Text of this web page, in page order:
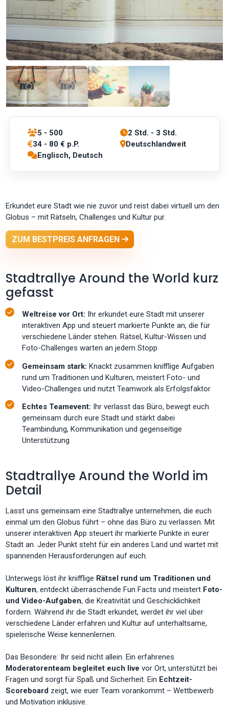
5 - 500
2 Std. - 3 Std.
34 - 80 € p.P.
Deutschlandweit
Englisch, Deutsch
Erkundet eure Stadt wie nie zuvor und reist dabei virtuell um den
Globus – mit Rätseln, Challenges und Kultur pur.
ZUM BESTPREIS ANFRAGEN
Stadtrallye Around the World kurz
gefasst
Weltreise vor Ort: Ihr erkundet eure Stadt mit unserer
interaktiven App und steuert markierte Punkte an, die für
verschiedene Länder stehen. Rätsel, Kultur-Wissen und
Foto-Challenges warten an jedem Stopp
Gemeinsam stark: Knackt zusammen knifflige Aufgaben
rund um Traditionen und Kulturen, meistert Foto- und
Video-Challenges und nutzt Teamwork als Erfolgsfaktor
Echtes Teamevent: Ihr verlasst das Büro, bewegt euch
gemeinsam durch eure Stadt und stärkt dabei
Teambindung, Kommunikation und gegenseitige
Unterstützung
Stadtrallye Around the World im
Detail
Lasst uns gemeinsam eine Stadtrallye unternehmen, die euch
einmal um den Globus führt – ohne das Büro zu verlassen. Mit
unserer interaktiven App steuert ihr markierte Punkte in eurer
Stadt an. Jeder Punkt steht für ein anderes Land und wartet mit
spannenden Herausforderungen auf euch.
Unterwegs löst ihr knifflige Rätsel rund um Traditionen und
Kulturen, entdeckt überraschende Fun Facts und meistert Foto-
und Video-Aufgaben, die Kreativität und Geschicklichkeit
fordern. Während ihr die Stadt erkundet, werdet ihr viel über
verschiedene Länder erfahren und Kultur auf unterhaltsame,
spielerische Weise kennenlernen.
Das Besondere: Ihr seid nicht allein. Ein erfahrenes
Moderatorenteam begleitet euch live vor Ort, unterstützt bei
Fragen und sorgt für Spaß und Sicherheit. Ein Echtzeit-
Scoreboard zeigt, wie euer Team vorankommt – Wettbewerb
und Motivation inklusive.